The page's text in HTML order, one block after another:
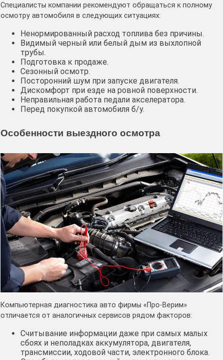
Специалисты компании рекомендуют обращаться к полному
осмотру автомобиля в следующих ситуациях:
Ненормированный расход топлива без причины.
Видимый черный или белый дым из выхлопной
трубы.
Подготовка к продаже.
Сезонный осмотр.
Посторонний шум при запуске двигателя.
Дискомфорт при езде на ровной поверхности.
Неправильная работа педали акселератора.
Перед покупкой автомобиля б/у.
Особенности выездного осмотра
Компьютерная диагностика авто фирмы «Про-Верим»
отличается от аналогичных сервисов рядом факторов:
Считывание информации даже при самых малых
сбоях и неполадках аккумулятора, двигателя,
трансмиссии, ходовой части, электронного блока.